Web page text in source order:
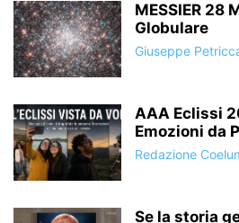
MESSIER 28
Globulare
Giuseppe
AAA Eclissi
Emozioni da
Redazione
Se la storia